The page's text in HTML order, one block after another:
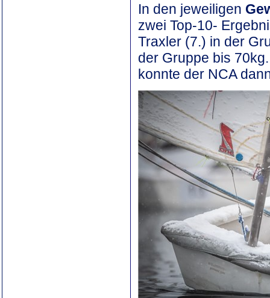
In den jeweiligen
zwei Top-10-
Traxler (7.) in der
der Gruppe bis
konnte der NCA